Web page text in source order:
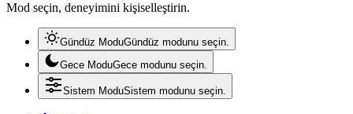
Mod seçin, deneyimini kişiselleştirin.
Gündüz ModuGündüz modunu seçin.
Gece ModuGece modunu seçin.
Sistem ModuSistem modunu seçin.